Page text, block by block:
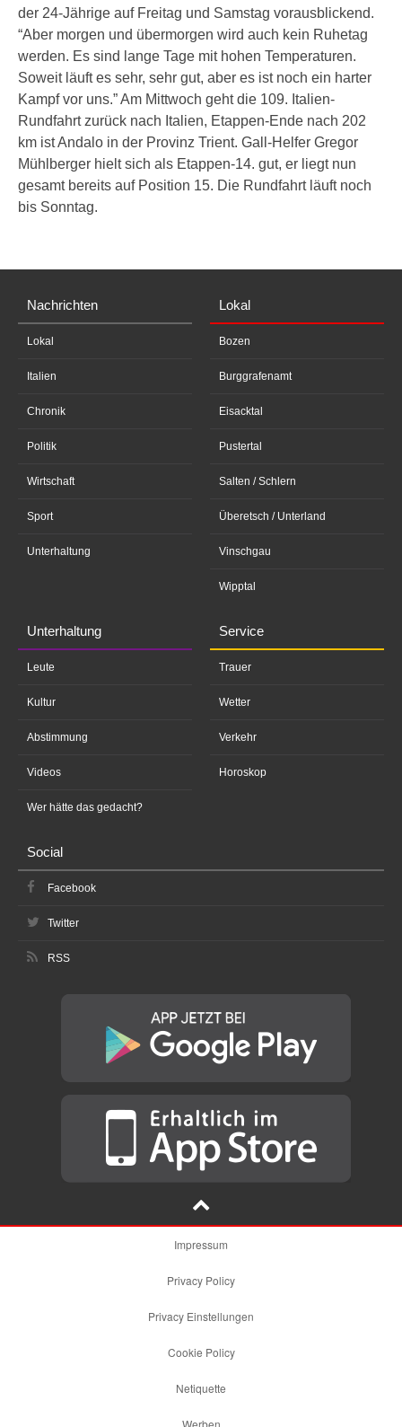
der 24-Jährige auf Freitag und Samstag vorausblickend.
“Aber morgen und übermorgen wird auch kein Ruhetag
werden. Es sind lange Tage mit hohen Temperaturen.
Soweit läuft es sehr, sehr gut, aber es ist noch ein harter
Kampf vor uns.” Am Mittwoch geht die 109. Italien-
Rundfahrt zurück nach Italien, Etappen-Ende nach 202
km ist Andalo in der Provinz Trient. Gall-Helfer Gregor
Mühlberger hielt sich als Etappen-14. gut, er liegt nun
gesamt bereits auf Position 15. Die Rundfahrt läuft noch
bis Sonntag.
Nachrichten
Lokal
Italien
Chronik
Politik
Wirtschaft
Sport
Unterhaltung
Lokal
Bozen
Burggrafenamt
Eisacktal
Pustertal
Salten / Schlern
Überetsch / Unterland
Vinschgau
Wipptal
Unterhaltung
Leute
Kultur
Abstimmung
Videos
Wer hätte das gedacht?
Service
Trauer
Wetter
Verkehr
Horoskop
Social
Facebook
Twitter
RSS
Impressum
Privacy Policy
Privacy Einstellungen
Cookie Policy
Netiquette
Werben